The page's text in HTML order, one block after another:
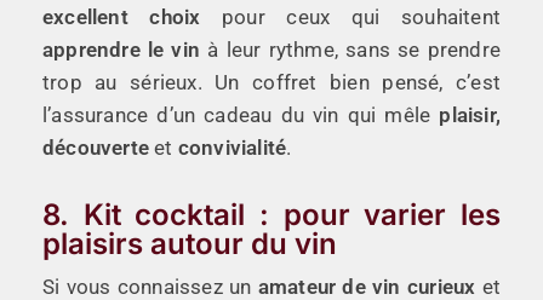
excellent choix pour ceux qui souhaitent
apprendre le vin à leur rythme, sans se prendre
trop au sérieux. Un coffret bien pensé, c’est
l’assurance d’un cadeau du vin qui mêle plaisir,
découverte et convivialité.
8. Kit cocktail : pour varier les
plaisirs autour du vin
Si vous connaissez un amateur de vin curieux et